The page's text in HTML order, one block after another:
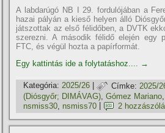
A labdarúgó NB I 29. fordulójában a
hazai pályán a kieső helyen álló
játszottak az első félidőben, a DVTK
szerezni. A második félidő elején egy
FTC, és végül hozta a papírformát.
Egy kattintás ide a folytatáshoz.... →
Kategória: 2025/26 | Címke: 2025/
(Diósgyőr; DIMÁVAG),Gómez Mariano
nsmiss30 nsmiss70 2